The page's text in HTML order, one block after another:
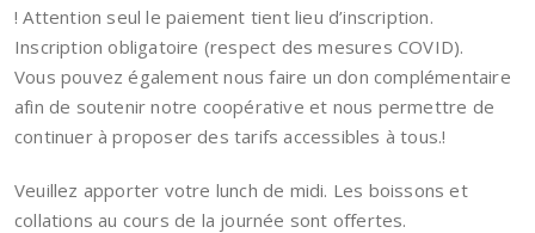
! Attention seul le paiement tient lieu d’inscription.
Inscription obligatoire (respect des mesures COVID).
Vous pouvez également nous faire un don complémentaire
afin de soutenir notre coopérative et nous permettre de
continuer à proposer des tarifs accessibles à tous.!
Veuillez apporter votre lunch de midi. Les boissons et
collations au cours de la journée sont offertes.